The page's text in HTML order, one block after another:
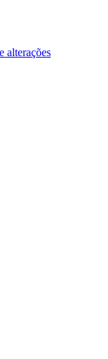
alterações